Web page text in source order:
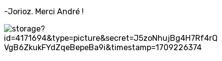
-Jorioz. Merci André !